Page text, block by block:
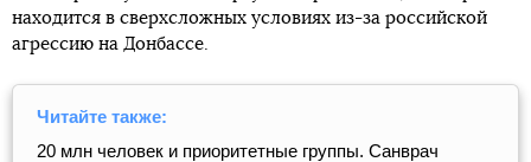
находится в сверхсложных условиях из-за российской
агрессию на Донбассе.
Читайте также:
20 млн человек и приоритетные группы. Санврач